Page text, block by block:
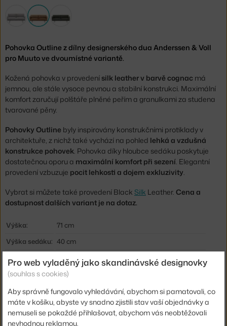
Pohovka Outline z dílny designerského dua Anderssen & Voll
pro Muuto ve dvoumístné variantě.
Kožená pohovka v provedení silk leather v barvě cognac má
jemnou, ale stále vysoce pevnou a stabilní konstrukci. Maximální
komfort zaručují polštáře plněné peřím a granulkami za studena
tvarované pěny.
Pohovky Outline byly inspirovány konstrukčními protiklady v
architektuře, z nichž také vychází na pohled lehká a vzdušná
konstrukce pohovek. Pohovka díky hloubce sedáku poskytuje
dostatečnou oporu a maximální komfort při sezení. Elegantní
provedení vzbuzuje pocit lehkosti a dojem exkluzivity.
Vybrat si můžete také provedení Black Silk Leather. Cena a
dostupnost dalších variant je na dotaz.
Výška:
71 cm
Výška sedáku: 40 cm
Délka:
170 cm
Hloubka:
84 cm
Barva:
koňak
Materiál:
dřevo, kůže, ocel, HR pěna (High Resilience), peří
Typ pohovky:
2-místná
Pro web vyladěný jako skandinávské designovky
(souhlas s cookies)
Aby správně fungovalo vyhledávání, abychom si pamatovali, co
máte v košíku, abyste vy snadno zjistili stav vaší objednávky a
nemuseli se pokaždé přihlašovat, abychom vás neobtěžovali
nevhodnou reklamou.